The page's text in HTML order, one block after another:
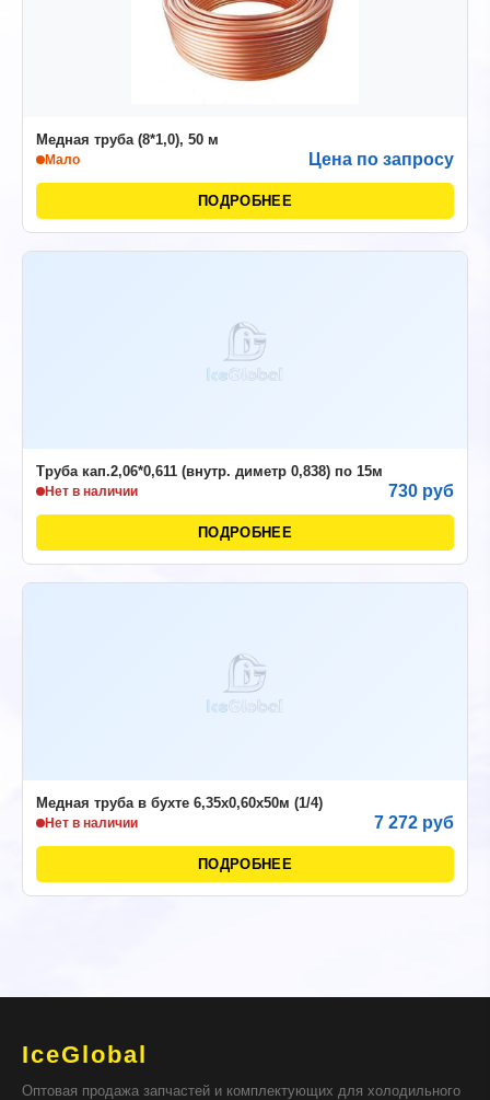
Медная труба (8*1,0), 50 м
Мало Цена по запросу
ПОДРОБНЕЕ
Труба кап.2,06*0,611 (внутр. диметр 0,838) по 15м
Нет в наличии 730 руб
ПОДРОБНЕЕ
Медная труба в бухте 6,35х0,60х50м (1/4)
Нет в наличии 7 272 руб
ПОДРОБНЕЕ
IceGlobal
Оптовая продажа запчастей и комплектующих для холодильного